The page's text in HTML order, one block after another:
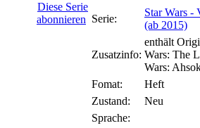
Diese Serie
abonnieren Serie:
Star Wars -
(ab 2015)
Zusatzinfo:
enthält
Wars: The
Wars:
Fomat:
Heft
Zustand:
Neu
Sprache: